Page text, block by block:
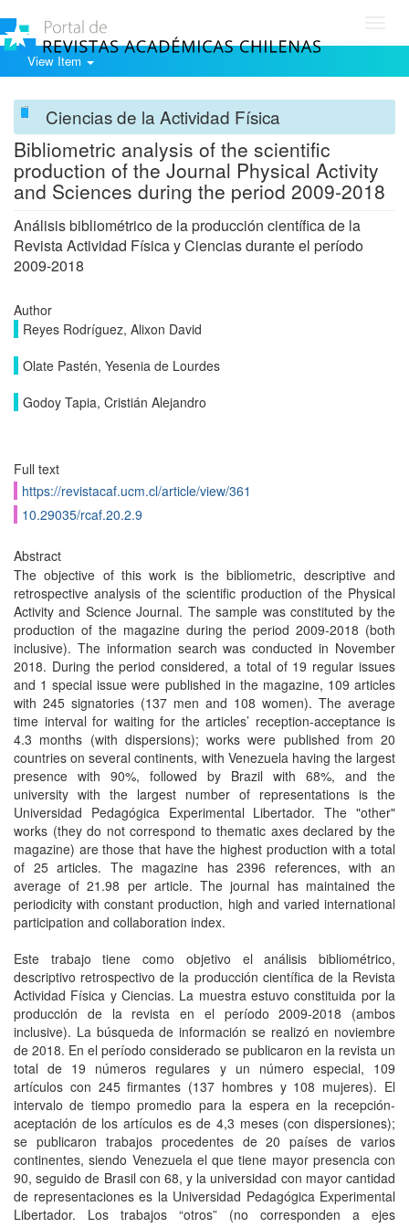
View Item
Ciencias de la Actividad Física
Bibliometric analysis of the scientific
production of the Journal Physical Activity
and Sciences during the period 2009-2018
Análisis bibliométrico de la producción científica de la
Revista Actividad Física y Ciencias durante el período
2009-2018
Author
Reyes Rodríguez, Alixon David
Olate Pastén, Yesenia de Lourdes
Godoy Tapia, Cristián Alejandro
Full text
https://revistacaf.ucm.cl/article/view/361
10.29035/rcaf.20.2.9
Abstract
The objective of this work is the bibliometric, descriptive and
retrospective analysis of the scientific production of the Physical
Activity and Science Journal. The sample was constituted by the
production of the magazine during the period 2009-2018 (both
inclusive). The information search was conducted in November
2018. During the period considered, a total of 19 regular issues
and 1 special issue were published in the magazine, 109 articles
with 245 signatories (137 men and 108 women). The average
time interval for waiting for the articles’ reception-acceptance is
4.3 months (with dispersions); works were published from 20
countries on several continents, with Venezuela having the largest
presence with 90%, followed by Brazil with 68%, and the
university with the largest number of representations is the
Universidad Pedagógica Experimental Libertador. The "other"
works (they do not correspond to thematic axes declared by the
magazine) are those that have the highest production with a total
of 25 articles. The magazine has 2396 references, with an
average of 21.98 per article. The journal has maintained the
periodicity with constant production, high and varied international
participation and collaboration index.
Este trabajo tiene como objetivo el análisis bibliométrico,
descriptivo retrospectivo de la producción científica de la Revista
Actividad Física y Ciencias. La muestra estuvo constituida por la
producción de la revista en el período 2009-2018 (ambos
inclusive). La búsqueda de información se realizó en noviembre
de 2018. En el período considerado se publicaron en la revista un
total de 19 números regulares y un número especial, 109
artículos con 245 firmantes (137 hombres y 108 mujeres). El
intervalo de tiempo promedio para la espera en la recepción-
aceptación de los artículos es de 4,3 meses (con dispersiones);
se publicaron trabajos procedentes de 20 países de varios
continentes, siendo Venezuela el que tiene mayor presencia con
90, seguido de Brasil con 68, y la universidad con mayor cantidad
de representaciones es la Universidad Pedagógica Experimental
Libertador. Los trabajos “otros” (no corresponden a ejes